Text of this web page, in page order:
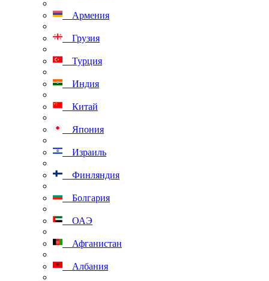
Армения
Грузия
Турция
Индия
Китай
Япония
Израиль
Финляндия
Болгария
ОАЭ
Афганистан
Албания